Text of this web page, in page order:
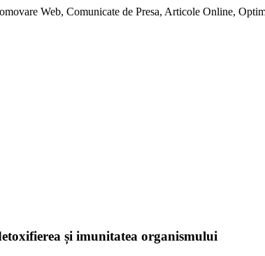
Web, Comunicate de Presa, Articole Online,
și imunitatea organismului